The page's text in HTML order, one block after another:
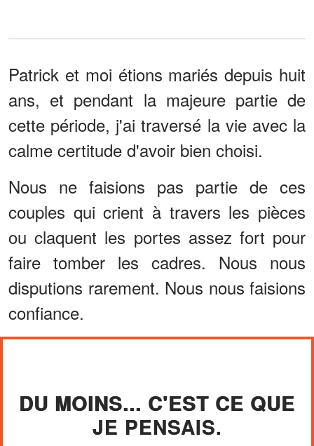
Patrick et moi étions mariés depuis huit
ans, et pendant la majeure partie de
cette période, j'ai traversé la vie avec la
calme certitude d'avoir bien choisi.
Nous ne faisions pas partie de ces
couples qui crient à travers les pièces
ou claquent les portes assez fort pour
faire tomber les cadres. Nous nous
disputions rarement. Nous nous faisions
confiance.
DU MOINS... C'EST CE QUE
JE PENSAIS.